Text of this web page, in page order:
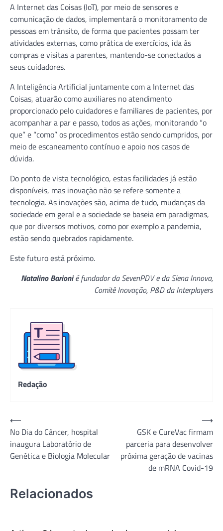
A Internet das Coisas (IoT), por meio de sensores e
comunicação de dados, implementará o monitoramento de
pessoas em trânsito, de forma que pacientes possam ter
atividades externas, como prática de exercícios, ida às
compras e visitas a parentes, mantendo-se conectados a
seus cuidadores.
A Inteligência Artificial juntamente com a Internet das
Coisas, atuarão como auxiliares no atendimento
proporcionado pelo cuidadores e familiares de pacientes, por
acompanhar a par e passo, todos as ações, monitorando “o
que” e “como” os procedimentos estão sendo cumpridos, por
meio de escaneamento contínuo e apoio nos casos de
dúvida.
Do ponto de vista tecnológico, estas facilidades já estão
disponíveis, mas inovação não se refere somente a
tecnologia. As inovações são, acima de tudo, mudanças da
sociedade em geral e a sociedade se baseia em paradigmas,
que por diversos motivos, como por exemplo a pandemia,
estão sendo quebrados rapidamente.
Este futuro está próximo.
Natalino Barionié fundador da SevenPDV e da Siena Innova,
Comitê Inovação, P&D da Interplayers
Redação
Navegação
de
Post
⟵
No Dia do Câncer, hospital
inaugura Laboratório de
Genética e Biologia Molecular
GSK e CureVac firmam
parceria para desenvolver
próxima geração de vacinas
de mRNA Covid-19
⟶
Relacionados